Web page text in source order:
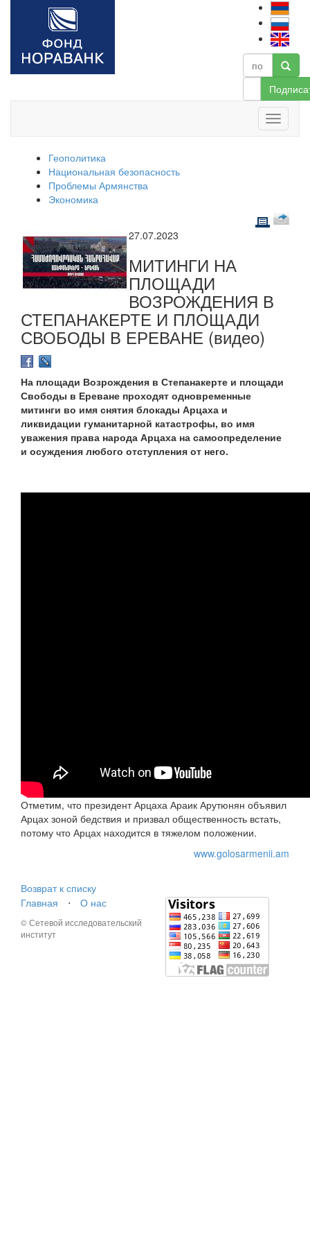
Геополитика
Национальная безопасность
Проблемы Армянства
Экономика
27.07.2023
МИТИНГИ НА
ПЛОЩАДИ
ВОЗРОЖДЕНИЯ В
СТЕПАНАКЕРТЕ И ПЛОЩАДИ
СВОБОДЫ В ЕРЕВАНЕ (видео)
На площади Возрождения в Степанакерте и площади
Свободы в Ереване проходят одновременные
митинги во имя снятия блокады Арцаха и
ликвидации гуманитарной катастрофы, во имя
уважения права народа Арцаха на самоопределение
и осуждения любого отступления от него.
Отметим, что президент Арцаха Араик Арутюнян объявил
Арцах зоной бедствия и призвал общественность встать,
потому что Арцах находится в тяжелом положении.
www.golosarmenii.am
Возврат к списку
Главная
⋅ О нас
© Сетевой исследовательский
институт